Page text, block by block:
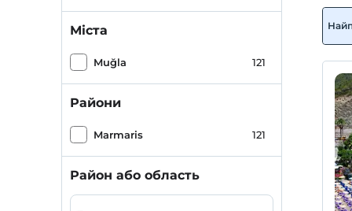
Міста
Muğla 121
Райони
Marmaris 121
Район або область